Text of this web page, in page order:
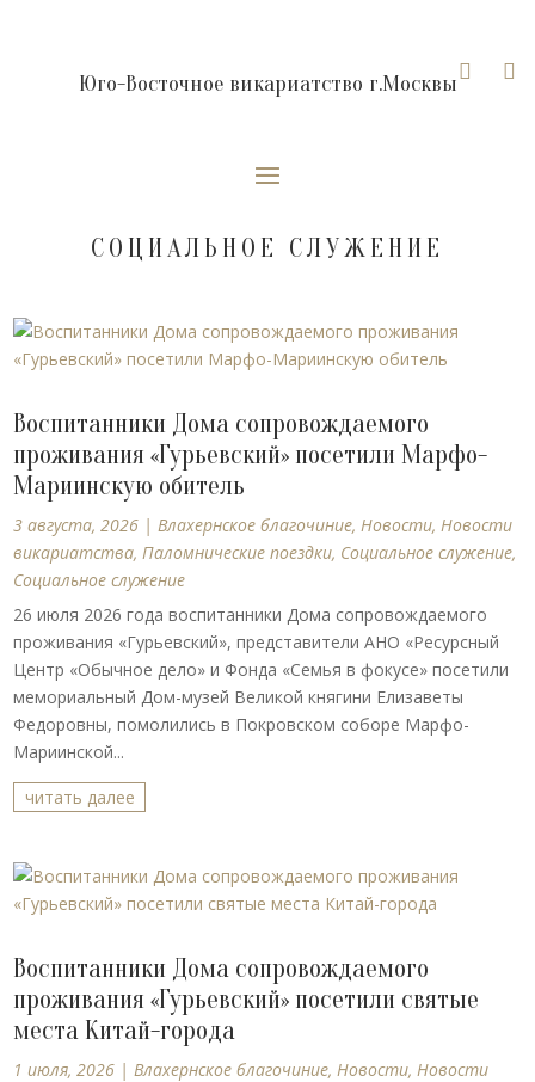
 
Юго-Восточное викариатство г.Москвы
СОЦИАЛЬНОЕ СЛУЖЕНИЕ
Воспитанники Дома сопровождаемого
проживания «Гурьевский» посетили Марфо-
Мариинскую обитель
3 августа, 2026 |Влахернское благочиние,Новости,Новости
викариатства,Паломнические поездки, Социальное служение,
Социальное служение
26 июля 2026 года воспитанники Дома сопровождаемого
проживания «Гурьевский», представители АНО «Ресурсный
Центр «Обычное дело» и Фонда «Семья в фокусе» посетили
мемориальный Дом-музей Великой княгини Елизаветы
Федоровны, помолились в Покровском соборе Марфо-
Мариинской...
читать далее
Воспитанники Дома сопровождаемого
проживания «Гурьевский» посетили святые
места Китай-города
1 июля, 2026 |Влахернское благочиние,Новости,Новости